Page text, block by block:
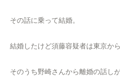
その話に乗って結婚。
結婚したけど須藤容疑者は東京か
そのうち野崎さんから離婚の話し